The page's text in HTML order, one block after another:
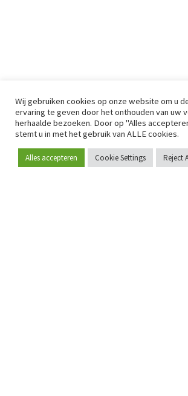
Word lid
Wij gebruiken cookies op onze website om u
ervaring te geven door het onthouden van uw
herhaalde bezoeken. Door op "Alles
stemt u in met het gebruik van ALLE cookies.
Alles accepteren Cookie Settings Reject